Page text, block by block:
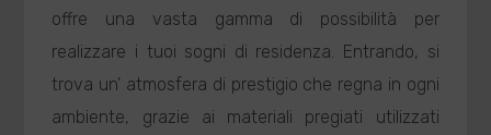
offre una vasta gamma di possibilità per
realizzare i tuoi sogni di residenza. Entrando, si
trova un' atmosfera di prestigio che regna in ogni
ambiente, grazie ai materiali pregiati utilizzati